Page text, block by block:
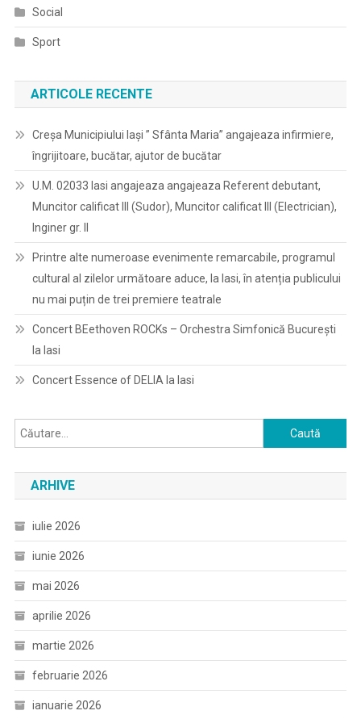
Social
Sport
ARTICOLE RECENTE
Creșa Municipiului Iași ” Sfânta Maria” angajeaza infirmiere,
îngrijitoare, bucătar, ajutor de bucătar
U.M. 02033 Iasi angajeaza angajeaza Referent debutant,
Muncitor calificat III (Sudor), Muncitor calificat III (Electrician),
Inginer gr. II
Printre alte numeroase evenimente remarcabile, programul
cultural al zilelor următoare aduce, la Iasi, în atenția publicului
nu mai puțin de trei premiere teatrale
Concert BEethoven ROCKs – Orchestra Simfonică București
la Iasi
Concert Essence of DELIA la Iasi
Caută
după:
ARHIVE
iulie 2026
iunie 2026
mai 2026
aprilie 2026
martie 2026
februarie 2026
ianuarie 2026